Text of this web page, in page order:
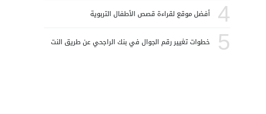
4 أفضل موقع لقراءة قصص الأطفال التربوية
5 خطوات تغيير رقم الجوال في بنك الراجحي عن طريق النت